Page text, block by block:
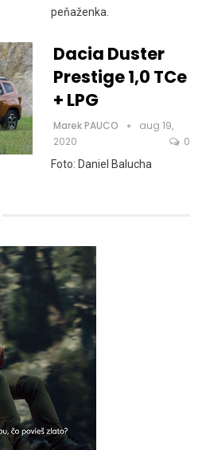
peňaženka.
Dacia Duster
Prestige 1,0 TCe
+ LPG
Marek PAUCO
aug 19,
2020
0
Foto: Daniel Balucha